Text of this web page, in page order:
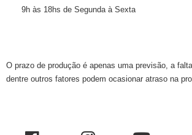
9h às 18hs de Segunda à Sexta
O prazo de produção é apenas uma previsão, a
dentre outros fatores podem ocasionar atraso na